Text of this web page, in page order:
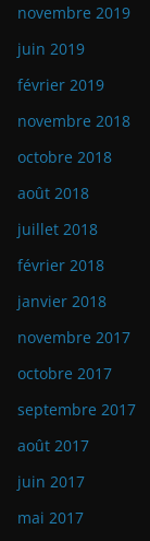
novembre 2019
juin 2019
février 2019
novembre 2018
octobre 2018
août 2018
juillet 2018
février 2018
janvier 2018
novembre 2017
octobre 2017
septembre 2017
août 2017
juin 2017
mai 2017